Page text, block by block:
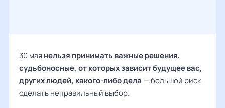
30 маянельзя принимать важные решения,
судьбоносные, от которых зависит будущее вас,
других людей, какого-либо дела — большой риск
сделать неправильный выбор.